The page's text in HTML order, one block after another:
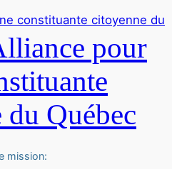
pour
Québec
mission: